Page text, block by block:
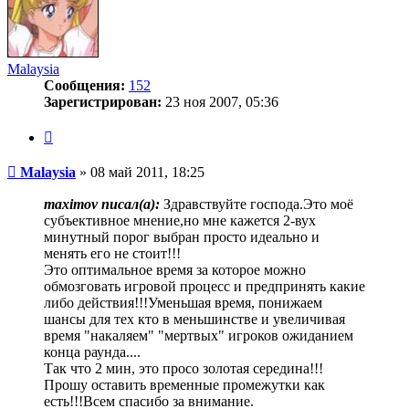
Malaysia
Сообщения: 152
Зарегистрирован: 23 ноя 2007, 05:36
Сообщение
Malaysia » 08 май 2011, 18:25
maximov писал(a): Здравствуйте господа.Это моё
субъективное мнение,но мне кажется 2-вух
минутный порог выбран просто идеально и
менять его не стоит!!!
Это оптимальное время за которое можно
обмозговать игровой процесс и предпринять какие
либо действия!!!Уменьшая время, понижаем
шансы для тех кто в меньшинстве и увеличивая
время "накаляем" "мертвых" игроков ожиданием
конца раунда....
Так что 2 мин, это просо золотая середина!!!
Прошу оставить временные промежутки как
есть!!!Всем спасибо за внимание.